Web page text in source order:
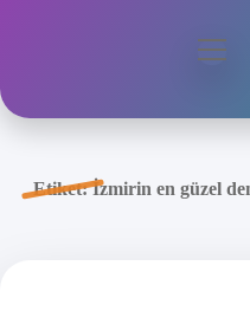
Anasayfa
Etiket:İzmirin en güzel